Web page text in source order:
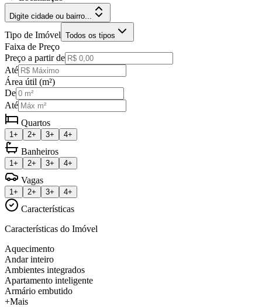
Digite cidade ou bairro...
Tipo de Imóvel Todos os tipos
Faixa de Preço
Preço a partir de
Até
Área útil (m²)
De
Até
Quartos
1+ 2+ 3+ 4+
Banheiros
1+ 2+ 3+ 4+
Vagas
1+ 2+ 3+ 4+
Características
Características do Imóvel
Aquecimento
Andar inteiro
Ambientes integrados
Apartamento inteligente
Armário embutido
+Mais